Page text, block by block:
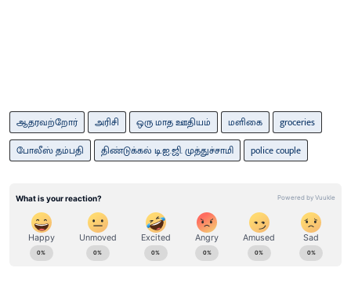
ஆதரவற்றோர் அரிசி ஒரு மாத ஊதியம் மளிகை
groceries
போலீஸ் தம்பதி
திண்டுக்கல் டி.ஐ.ஜி. முத்துச்சாமி police couple